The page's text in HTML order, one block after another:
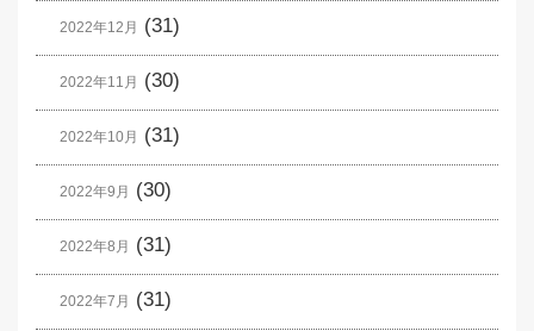
2022年12月 (31)
2022年11月 (30)
2022年10月 (31)
2022年9月 (30)
2022年8月 (31)
2022年7月 (31)